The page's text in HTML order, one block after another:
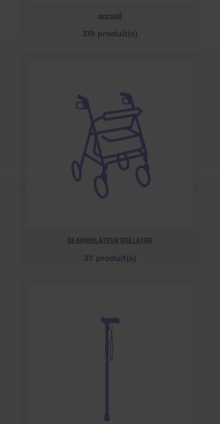
accueil
319 produit(s)
DEAMBULATEUR ROLLATOR
37 produit(s)